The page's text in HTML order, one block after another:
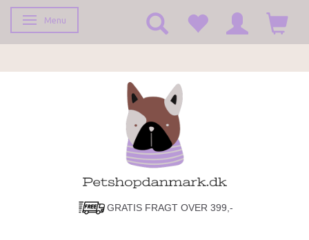
Skifte navigation
Menu
GRATIS FRAGT OVER 399,-